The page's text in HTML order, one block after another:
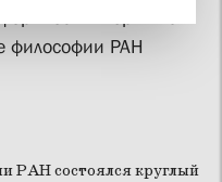
терминов
философии РАН
РАН состоялся круглый